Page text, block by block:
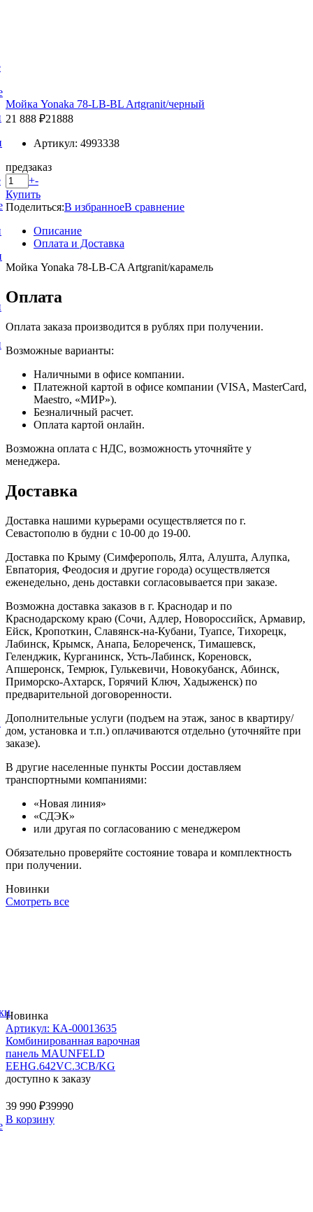
Мойка Yonaka 78-LB-BL Artgranit/черный
21 888 ₽21888
Артикул: 4993338
предзаказ
+-
Купить
Поделиться:В избранноеВ сравнение
Описание
Оплата и Доставка
Мойка Yonaka 78-LB-CA Artgranit/карамель
Оплата
Оплата заказа производится в рублях при получении.
Возможные варианты:
Наличными в офисе компании.
Платежной картой в офисе компании (VISA, MasterCard,
Maestro, «МИР»).
Безналичный расчет.
Оплата картой онлайн.
Возможна оплата с НДС, возможность уточняйте у
менеджера.
Доставка
Доставка нашими курьерами осуществляется по г.
Севастополю в будни с 10-00 до 19-00.
Доставка по Крыму (Симферополь, Ялта, Алушта, Алупка,
Евпатория, Феодосия и другие города) осуществляется
еженедельно, день доставки согласовывается при заказе.
Возможна доставка заказов в г. Краснодар и по
Краснодарскому краю (Сочи, Адлер, Новороссийск, Армавир,
Ейск, Кропоткин, Славянск-на-Кубани, Туапсе, Тихорецк,
Лабинск, Крымск, Анапа, Белореченск, Тимашевск,
Геленджик, Курганинск, Усть-Лабинск, Кореновск,
Апшеронск, Темрюк, Гулькевичи, Новокубанск, Абинск,
Приморско-Ахтарск, Горячий Ключ, Хадыженск) по
предварительной договоренности.
Дополнительные услуги (подъем на этаж, занос в квартиру/
дом, установка и т.п.) оплачиваются отдельно (уточняйте при
заказе).
В другие населенные пункты России доставляем
транспортными компаниями:
«Новая линия»
«СДЭК»
или другая по согласованию с менеджером
Обязательно проверяйте состояние товара и комплектность
при получении.
Новинки
Смотреть все
Новинка
Артикул: КА-00013635
Комбинированная варочная
панель MAUNFELD
EEHG.642VC.3CB/KG
доступно к заказу
39 990 ₽39990
В корзину